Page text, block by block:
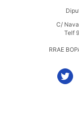
C/
Telf
RRAE